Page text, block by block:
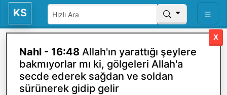
KS
Nahl - 16:48 Allah'ın yarattığı şeylere
bakmıyorlar mı ki, gölgeleri Allah'a
secde ederek sağdan ve soldan
sürünerek gidip gelir
X